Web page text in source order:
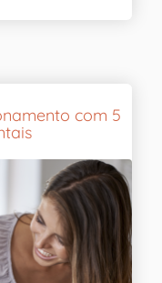
com 5